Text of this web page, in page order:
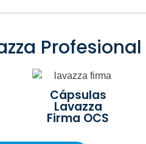
Profesional
Cápsulas
Lavazza
Firma OCS